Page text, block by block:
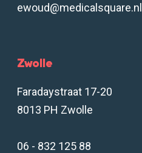
ewoud@medicalsquare.nl
Zwolle
Faradaystraat 17-20
8013 PH Zwolle
06 - 832 125 88